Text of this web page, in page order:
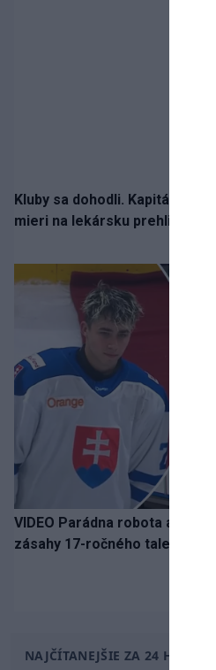
Kluby sa dohodli. Kapitán
mieri na lekársku prehliadku
VIDEO Parádna robota a gól v
zásahy 17-ročného talentu
NAJČÍTANEJŠIE ZA 24 HODÍN